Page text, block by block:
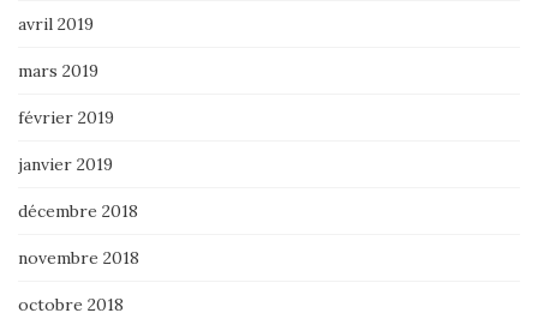
avril 2019
mars 2019
février 2019
janvier 2019
décembre 2018
novembre 2018
octobre 2018